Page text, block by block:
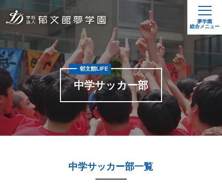
夢学園
総合メニュー
中学サッカー部
郁文館LIFE
中学サッカー部一覧